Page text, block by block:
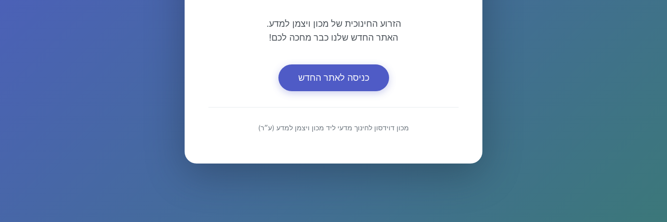
הזרוע החינוכית של מכון ויצמן למדע.
האתר החדש שלנו כבר מחכה לכם!
כניסה לאתר החדש
מכון דוידסון לחינוך מדעי ליד מכון ויצמן למדע (ע״ר)